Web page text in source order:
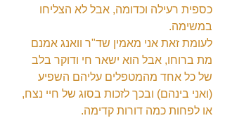
כספית רעילה וכדומה, אבל לא הצליחו
במשימה.
לעומת זאת אני מאמין שד"ר וואנג אמנם
מת ברוחו, אבל הוא ישאר חי ודוקר בלב
של כל אחד מהמטפלים עליהם השפיע
(ואני בינהם) ובכך לזכות בסוג של חיי נצח,
או לפחות כמה דורות קדימה.